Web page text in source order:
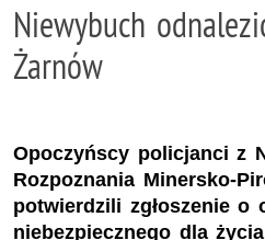
Niewybuch
Żarnów
Opoczyńscy policjanci z
Rozpoznania Minersko-
potwierdzili zgłoszenie o
niebezpiecznego dla